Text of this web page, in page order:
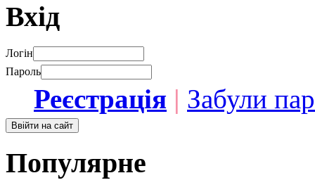
Вхід
Логін
Пароль
Реєстрація | Забули
Популярне